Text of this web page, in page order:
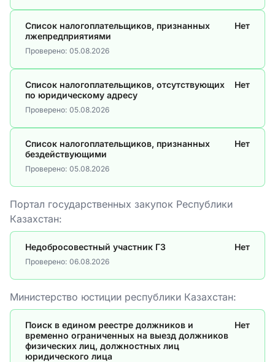
Список налогоплательщиков, признанных
лжепредприятиями
Нет
Проверено: 05.08.2026
Список налогоплательщиков, отсутствующих
по юридическому адресу
Нет
Проверено: 05.08.2026
Список налогоплательщиков, признанных
бездействующими
Нет
Проверено: 05.08.2026
Портал государственных закупок Республики
Казахстан:
Недобросовестный участник ГЗ Нет
Проверено: 06.08.2026
Министерство юстиции республики Казахстан:
Поиск в едином реестре должников и
временно ограниченных на выезд должников
физических лиц, должностных лиц
юридического лица
Нет